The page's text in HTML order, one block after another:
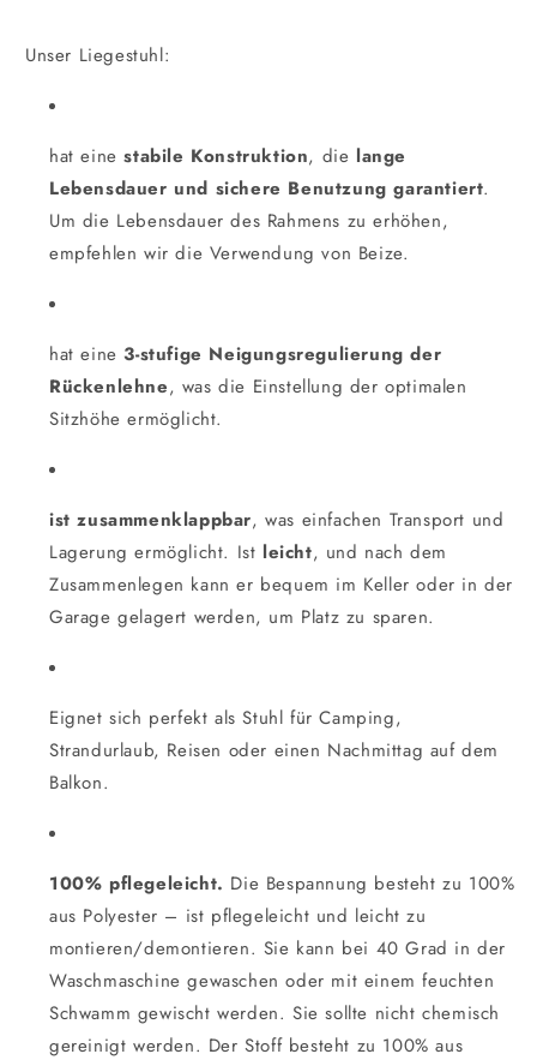
Unser Liegestuhl:
hat eine stabile Konstruktion, die lange
Lebensdauer und sichere Benutzung garantiert.
Um die Lebensdauer des Rahmens zu erhöhen,
empfehlen wir die Verwendung von Beize.
hat eine 3-stufige Neigungsregulierung der
Rückenlehne, was die Einstellung der optimalen
Sitzhöhe ermöglicht.
ist zusammenklappbar, was einfachen Transport und
Lagerung ermöglicht. Ist leicht, und nach dem
Zusammenlegen kann er bequem im Keller oder in der
Garage gelagert werden, um Platz zu sparen.
Eignet sich perfekt als Stuhl für Camping,
Strandurlaub, Reisen oder einen Nachmittag auf dem
Balkon.
100% pflegeleicht. Die Bespannung besteht zu 100%
aus Polyester – ist pflegeleicht und leicht zu
montieren/demontieren. Sie kann bei 40 Grad in der
Waschmaschine gewaschen oder mit einem feuchten
Schwamm gewischt werden. Sie sollte nicht chemisch
gereinigt werden. Der Stoff besteht zu 100% aus